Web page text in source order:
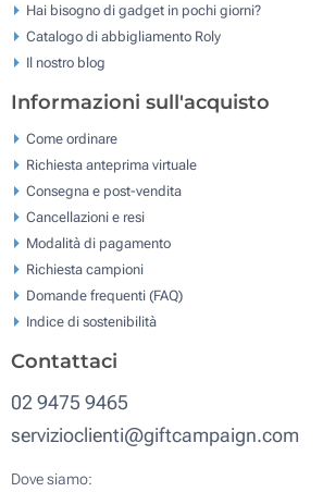
Hai bisogno di gadget in pochi giorni?
Catalogo di abbigliamento Roly
Il nostro blog
Informazioni sull'acquisto
Come ordinare
Richiesta anteprima virtuale
Consegna e post-vendita
Cancellazioni e resi
Modalità di pagamento
Richiesta campioni
Domande frequenti (FAQ)
Indice di sostenibilità
Contattaci
02 9475 9465
servizioclienti@giftcampaign.com
Dove siamo: